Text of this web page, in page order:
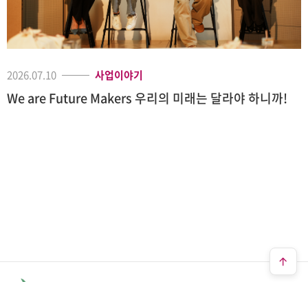
2026.07.10 사업이야기
We are Future Makers 우리의 미래는 달라야 하니까!